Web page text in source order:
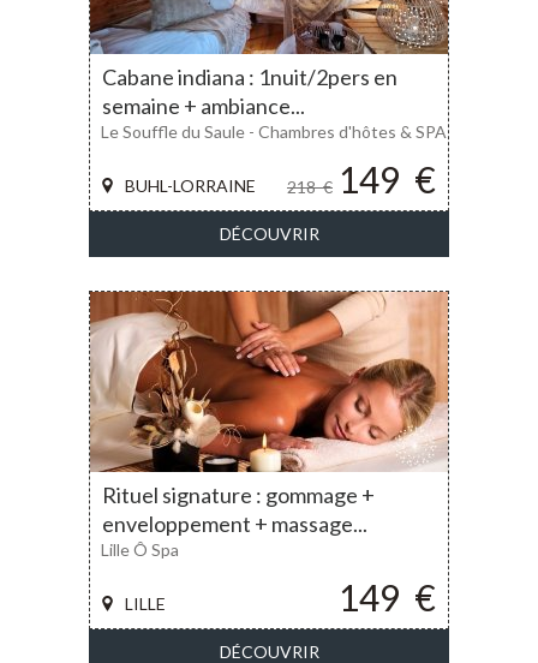
Cabane indiana : 1nuit/2pers en
semaine + ambiance...
218€ 149 €
BUHL-LORRAINE
Le Souffle du Saule - Chambres d'hôtes & SPA
DÉCOUVRIR
Rituel signature : gommage +
enveloppement + massage...
149 €
LILLE
Lille Ô Spa
DÉCOUVRIR